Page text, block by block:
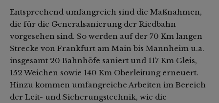
Entsprechend umfangreich sind die Maßnahmen,
die für die Generalsanierung der Riedbahn
vorgesehen sind. So werden auf der 70 Km langen
Strecke von Frankfurt am Main bis Mannheim u.a.
insgesamt 20 Bahnhöfe saniert und 117 Km Gleis,
152 Weichen sowie 140 Km Oberleitung erneuert.
Hinzu kommen umfangreiche Arbeiten im Bereich
der Leit- und Sicherungstechnik, wie die